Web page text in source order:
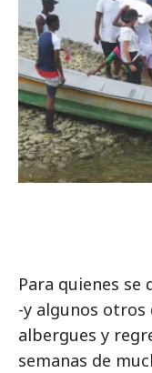
Para quienes se
-y algunos otros
albergues y
semanas de